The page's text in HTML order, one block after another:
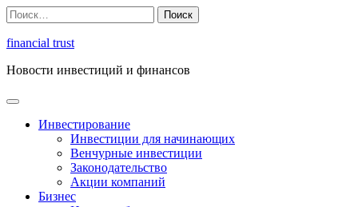
Перейти
к
содержимому
Найти:
financial trust
Новости инвестиций и финансов
Инвестирование
Инвестиции для начинающих
Венчурные инвестиции
Законодательство
Акции компаний
Бизнес